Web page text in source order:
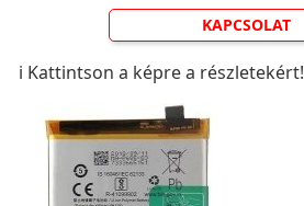
KAPCSOLAT
ℹ️ Kattintson a képre a részletekért!